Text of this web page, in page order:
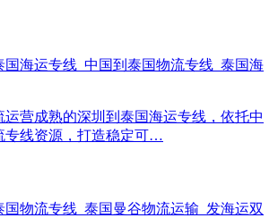
国海运专线_中国到泰国物流专线_泰国海
运营成熟的深圳到泰国海运专线，依托中
专线资源，打造稳定可…
国物流专线_泰国曼谷物流运输_发海运双